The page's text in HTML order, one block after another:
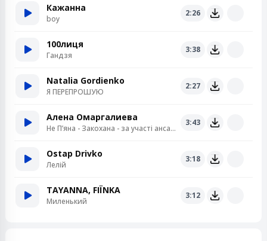
Кажанна
boy
2:26
100лиця
Гандзя
3:38
Natalia Gordienko
Я ПЕРЕПРОШУЮ
2:27
Алена Омаргалиева
Не Пʼяна - Закохана - за участі ансамблю «Кралиця»
3:43
Ostap Drivko
Лелій
3:18
TAYANNA, FIЇNKA
Миленький
3:12